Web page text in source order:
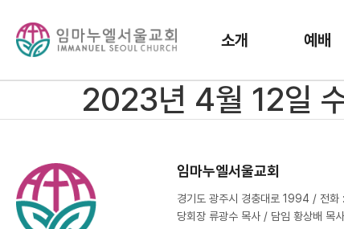
소개 예배
2023년 4월 12일
임마누엘서울교회
경기도 광주시 경충대로 1994 /
당회장 류광수 목사 / 담임 황상배 목사